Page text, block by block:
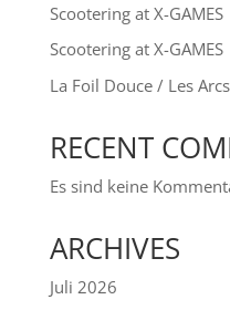
Scootering at X-GAMES
Scootering at X-GAMES
La Foil Douce / Les Arcs
RECENT
Es sind keine
ARCHIVES
Juli 2026